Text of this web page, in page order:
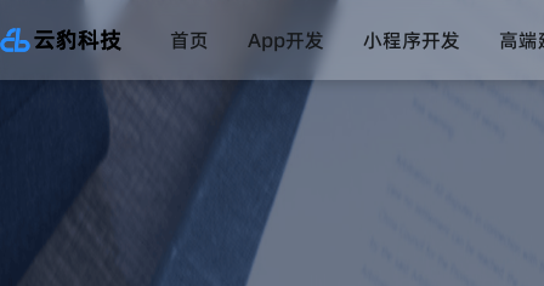
首页 App开发 小程序开发 高端